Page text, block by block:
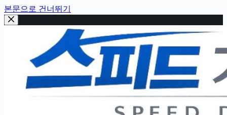
본문으로 건너뛰기